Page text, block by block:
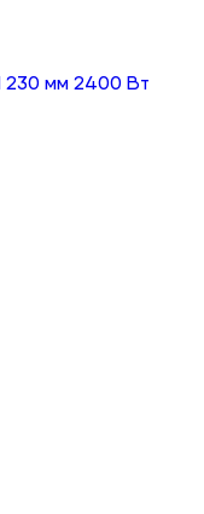
230 мм 2400 Вт